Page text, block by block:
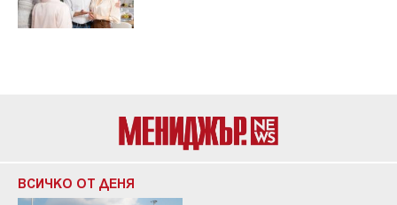
ВСИЧКО ОТ ДЕНЯ